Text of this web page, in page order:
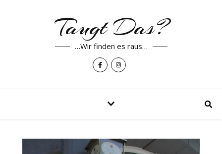
Taugt Das?
…Wir finden es raus…